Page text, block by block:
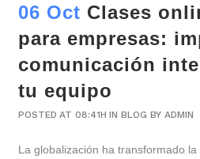
06 Oct Clases
para empresas:
comunicación
tu equipo
POSTED AT 08:41H INBLOG BYADMIN
La globalización ha transformado